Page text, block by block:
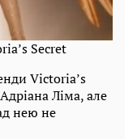
Secret
Victoria’s
Ліма, але
нею не